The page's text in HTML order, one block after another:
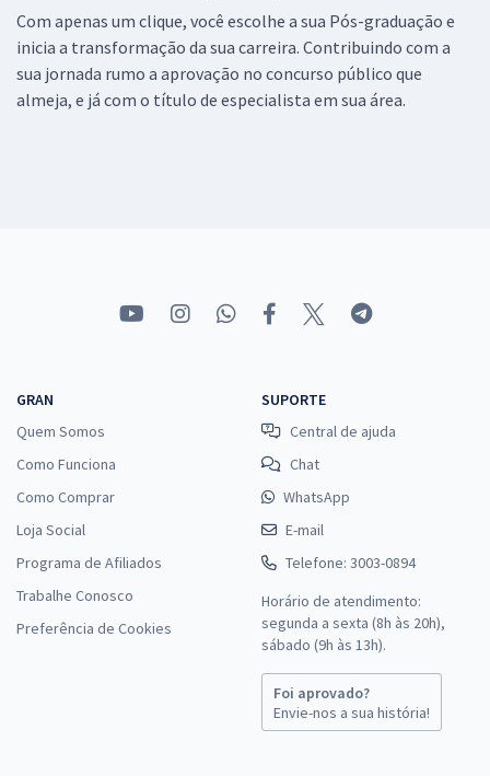
Com apenas um clique, você escolhe a sua Pós-graduação e
inicia a transformação da sua carreira. Contribuindo com a
sua jornada rumo a aprovação no concurso público que
almeja, e já com o título de especialista em sua área.
GRAN
Quem Somos
Como Funciona
Como Comprar
Loja Social
Programa de Afiliados
Trabalhe Conosco
Preferência de Cookies
SUPORTE
Central de ajuda
Chat
WhatsApp
E-mail
Telefone: 3003-0894
Horário de atendimento:
segunda a sexta (8h às 20h),
sábado (9h às 13h).
Foi aprovado?
Envie-nos a sua história!